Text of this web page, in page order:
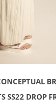
SS22 DROP